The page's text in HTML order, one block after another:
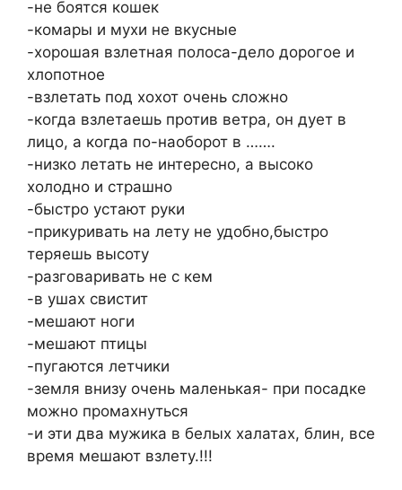
-не боятся кошек
-комары и мухи не вкусные
-хорошая взлетная полоса-дело дорогое и
хлопотное
-взлетать под хохот очень сложно
-когда взлетаешь против ветра, он дует в
лицо, а когда по-наоборот в …….
-низко летать не интересно, а высоко
холодно и страшно
-быстро устают руки
-прикуривать на лету не удобно,быстро
теряешь высоту
-разговаривать не с кем
-в ушах свистит
-мешают ноги
-мешают птицы
-пугаются летчики
-земля внизу очень маленькая- при посадке
можно промахнуться
-и эти два мужика в белых халатах, блин, все
время мешают взлету.!!!